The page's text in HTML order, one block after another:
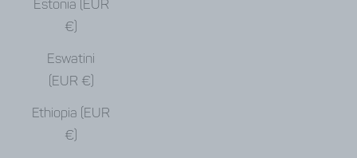
Estonia (EUR
€)
Eswatini
(EUR €)
Ethiopia (EUR
€)